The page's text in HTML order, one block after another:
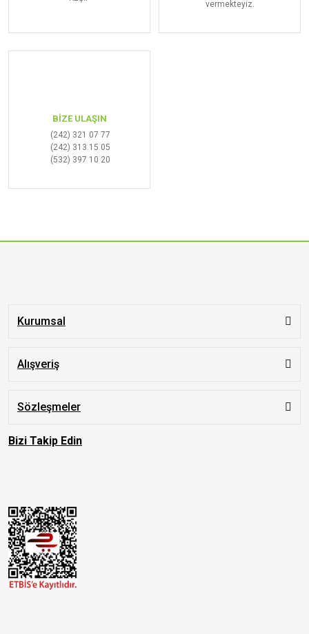
vermekteyiz.
BİZE ULAŞIN
(242) 321 07 77
(242) 313 15 05
(532) 397 10 20
Kurumsal
Alışveriş
Sözleşmeler
Bizi Takip Edin